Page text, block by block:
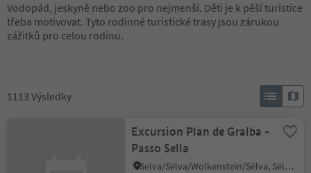
Vodopád, jeskyně nebo zoo pro nejmenší. Děti je k pěší turistice
třeba motivovat. Tyto rodinné turistické trasy jsou zárukou
zážitků pro celou rodinu.
1113 Výsledky
Excursion Plan de Gralba -
Passo Sella
Selva/Sëlva/Wolkenstein/Sëlva, Sëlva/Selva di Val Gardena, Dolomites Region Val Gardena